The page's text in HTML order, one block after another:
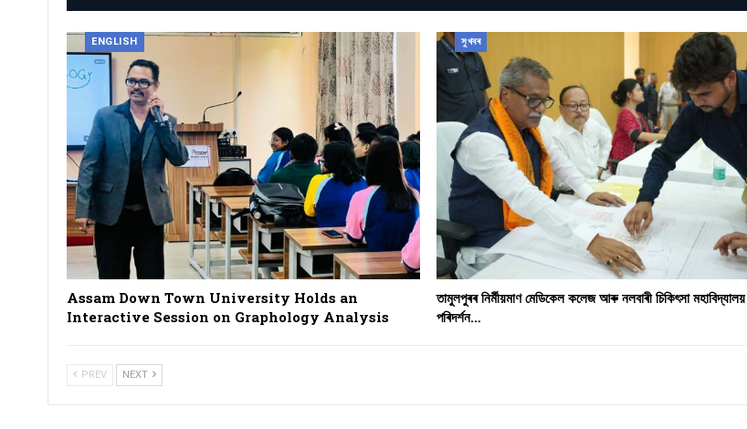
ENGLISH
Assam Down Town University Holds an
Interactive Session on Graphology Analysis
সুখবৰ
তামুলপুৰৰ নিৰ্মীয়মাণ মেডিকেল কলেজ আৰু নলবাৰী চিকিৎসা মহাবিদ্যালয়
পৰিদৰ্শন…
PREV NEXT